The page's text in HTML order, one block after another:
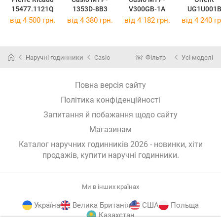
15477.1121Q
1353D-8B3
V300GB-1A
UG1U001B
від 4 500 грн. від 4 380 грн. від 4 182 грн. від 4 240
Наручні годинники Casio Фільтр Усі моделі
Повна версія сайту
Політика конфіденційності
Запитання й побажання щодо сайту
Магазинам
Каталог наручних годинників 2026 - новинки, хіти
продажів, купити наручні годинники.
Ми в інших країнах
Україна Велика Британія США
Польща
Казахстан